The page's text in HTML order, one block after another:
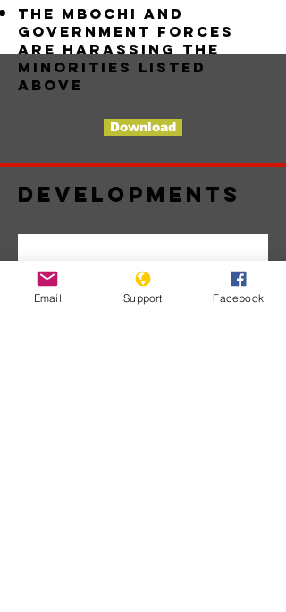
the mbochi and
government forces
are harassing the
minorities listed
above
Download
Developments
Ainda não
há posts
Email Support Facebook